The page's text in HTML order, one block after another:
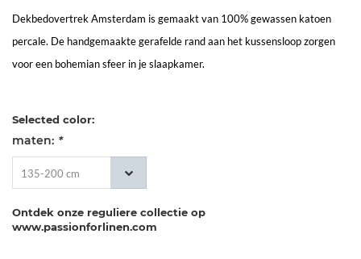
Dekbedovertrek Amsterdam is gemaakt van 100% gewassen katoen
percale. De handgemaakte gerafelde rand aan het kussensloop zorgen
voor een bohemian sfeer in je slaapkamer.
Selected color:
maten: *
135-200 cm
Ontdek onze reguliere collectie op
www.passionforlinen.com